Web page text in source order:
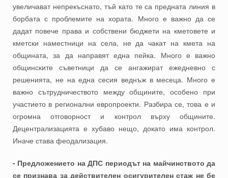
увеличават непрекъснато, тъй като те са предната линия в
борбата с проблемите на хората. Много е важно да се
дадат повече права и собствени бюджети на кметовете и
кметски наместници на села, не да чакат на кмета на
общината, за да направят една пейка. Много е важно
общинските съветници да се ангажират ежедневно с
решенията, не на една сесия веднъж в месеца. Много е
важно сътрудничеството между общините, особено при
участието в регионални европроекти. Разбира се, това е и
огромна отговорност и контрол върху общините.
Децентрализацията е хубаво нещо, докато има контрол.
Иначе става феодализация.
- Предложението на ДПС периодът на майчинството да
се признава за действителен осигурителен стаж не бе